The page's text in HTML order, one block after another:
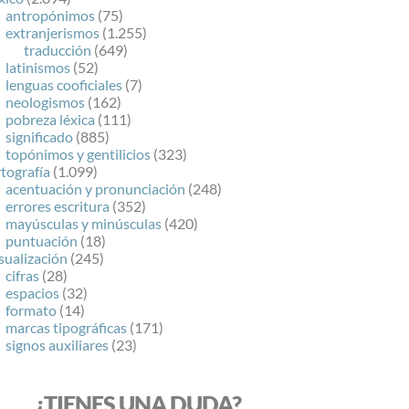
antropónimos (75)
extranjerismos (1.255)
traducción (649)
latinismos (52)
lenguas cooficiales (7)
neologismos (162)
pobreza léxica (111)
significado (885)
topónimos y gentilicios (323)
(1.099)
acentuación y pronunciación (248)
errores escritura (352)
mayúsculas y minúsculas (420)
puntuación (18)
(245)
cifras (28)
espacios (32)
formato (14)
marcas tipográficas (171)
signos auxiliares (23)
¿TIENES UNA DUDA?